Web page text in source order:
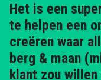
Het is een
te helpen een
creëren waar
berg & maan
klant zou